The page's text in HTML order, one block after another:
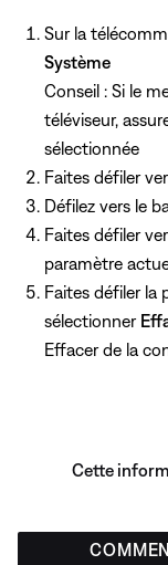
Sur la
Système
Conseil : Si le
téléviseur,
sélectionnée
Faites défiler
Défilez vers le
Faites défiler
paramètre
Faites défiler la
sélectionner
Effacer de la
Cette